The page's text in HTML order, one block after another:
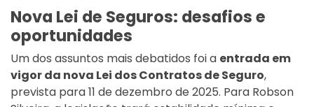
Nova Lei de Seguros: desafios e
oportunidades
Um dos assuntos mais debatidos foi a entrada em
vigor da nova Lei dos Contratos de Seguro,
prevista para 11 de dezembro de 2025. Para Robson